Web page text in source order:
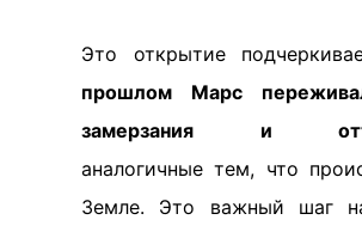
Это открытие
прошлом Марс
замерзания и
аналогичные тем, что
Земле. Это важный шаг